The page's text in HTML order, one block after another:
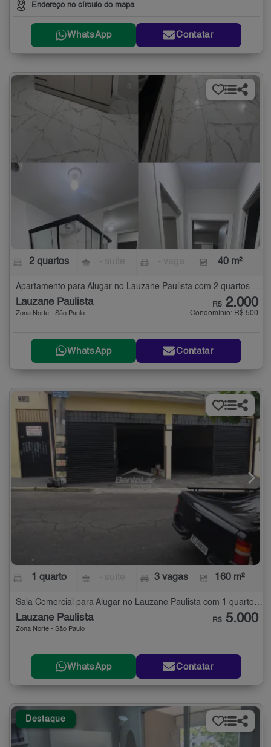
Endereço no círculo do mapa
WhatsApp Contatar
2 quartos 40 m²
Apartamento para Alugar no Lauzane Paulista com 2 quartos - 40 m²
Lauzane Paulista
Zona Norte - São Paulo
R$ 2.000
Condomínio: R$ 500
WhatsApp Contatar
1 quarto 3 vagas 160 m²
Sala Comercial para Alugar no Lauzane Paulista com 1 quarto - 160 m²
Lauzane Paulista
Zona Norte - São Paulo
R$ 5.000
WhatsApp Contatar
Destaque